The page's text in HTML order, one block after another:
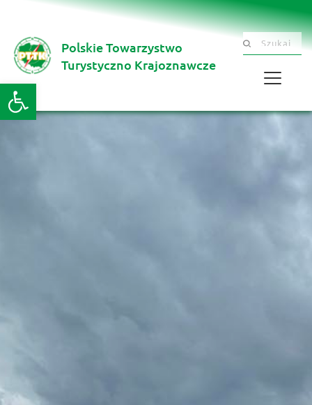
Otwórz pasek narzędzi
Polskie Towarzystwo
Turystyczno Krajoznawcze
Szukaj .......